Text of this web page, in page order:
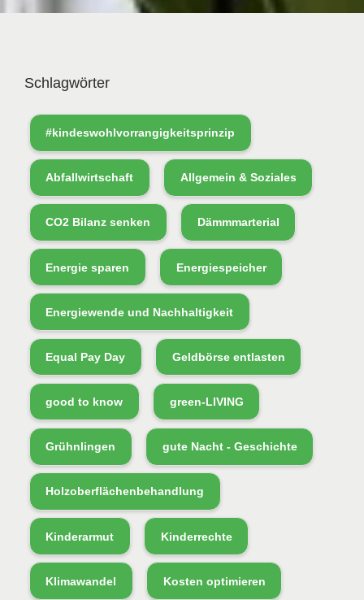
Schlagwörter
#kindeswohlvorrangigkeitsprinzip
Abfallwirtschaft Allgemein & Soziales
CO2 Bilanz senken Dämmmarterial
Energie sparen Energiespeicher
Energiewende und Nachhaltigkeit
Equal Pay Day Geldbörse entlasten
good to know green-LIVING
Grühnlingen gute Nacht - Geschichte
Holzoberflächenbehandlung
Kinderarmut Kinderrechte
Klimawandel Kosten optimieren